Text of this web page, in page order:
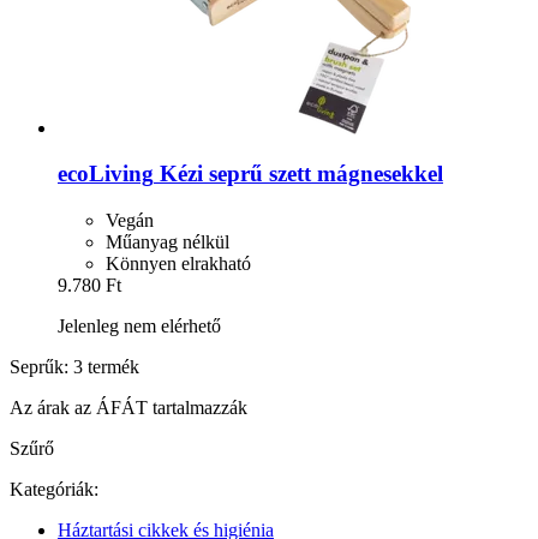
ecoLiving Kézi seprű szett mágnesekkel
Vegán
Műanyag nélkül
Könnyen elrakható
9.780 Ft
Jelenleg nem elérhető
Seprűk: 3 termék
Az árak az ÁFÁT tartalmazzák
Szűrő
Kategóriák:
Háztartási cikkek és higiénia